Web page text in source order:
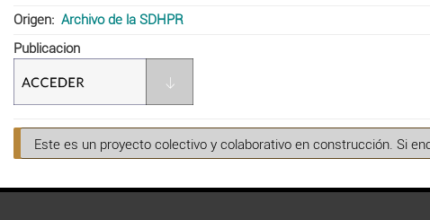
Origen
Archivo de la SDHPR
Publicacion
Este es un proyecto colectivo y colaborativo en construcción. Si